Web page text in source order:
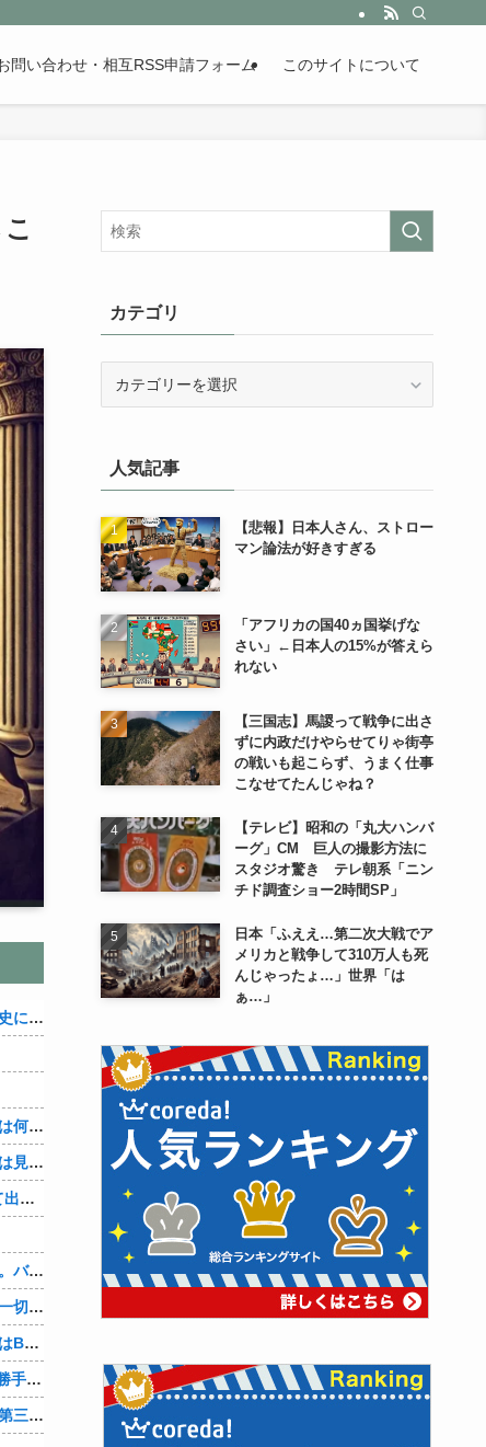
史が苦手な人も魅了するまとめサイトです。
問い合わせ・相互RSS申請フォーム このサイトについて
織田信雄って、「織田信雄はバカ」と歴史に書かれているが今まで家が残っているんでバカではないよな？
３～１５世紀に文明が発展しなかったのは何故か？
なぜ本能寺の変で織田信長の遺体（骨）は見つからなかったのか
【4/4】「今日は早く帰ります」と言って出て行く妻が、何ヶ月ぶりだろう、見送る私に振り返って手を振っている。罪のなせる気持ちの表れなのか。今日の午後調査員から連絡が入る…
先週夫に、私に彼がいるのがバレました。バレ覚悟での朝帰りでしたが・・・ 私は意志を持って彼に抱かれました。その時にはもう結婚生活を終わりにする覚悟が出来ていました。
彼氏「俺の親は毒親。だから結婚しても一切関わらなくていい」私「うん」彼氏「そのかわり俺もお前の親と一切関わらない。結婚の挨拶にも行かない」私「えっ」
妻に、つとめて明るく言った。「たまにはB（俺の親友）も呼んで家で鍋でもしようか。」妻は箸を持つ手をブルブル震わせながら「何でBさんなの？」と。お前の浮気相手だからだよ！！
OpenAI、Anthropicに続きMetaのAIも勝手に他社攻撃 嘘ξけど何これ流行ってんの？
辺野古転覆ﾀﾋ亡事故、学校法人同志社の第三者委員会が調査報告書を公表 … 安全配慮義務違反や安全管理に関する検証を妨げた組織風土の存在を指摘
カテゴリ
人気記事
【悲報】日本人さん、ストロー
マン論法が好きすぎる
「アフリカの国40ヵ国挙げな
さい」←日本人の15%が答えら
れない
【三国志】馬謖って戦争に出さ
ずに内政だけやらせてりゃ街亭
の戦いも起こらず、うまく仕事
こなせてたんじゃね？
【テレビ】昭和の「丸大ハンバ
ーグ」CM 巨人の撮影方法に
スタジオ驚き テレ朝系「ニン
チド調査ショー2時間SP」
日本「ふええ…第二次大戦でア
メリカと戦争して310万人も死
んじゃったょ…」世界「は
ぁ…」